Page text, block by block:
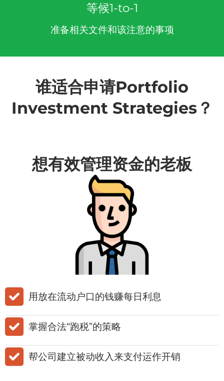
等候1-to-1
准备相关文件和该注意的事项
谁适合申请Portfolio
Investment Strategies？
想有效管理资金的老板
​用放在流动户口的钱赚每日利息
​​掌握合法“跑税”的策略
​帮公司建立被动收入来支付运作开销